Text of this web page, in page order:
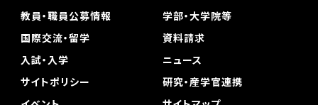
教員・職員公募情報
学部・大学院等
国際交流・留学
資料請求
入試・入学
ニュース
サイトポリシー
研究・産学官連携